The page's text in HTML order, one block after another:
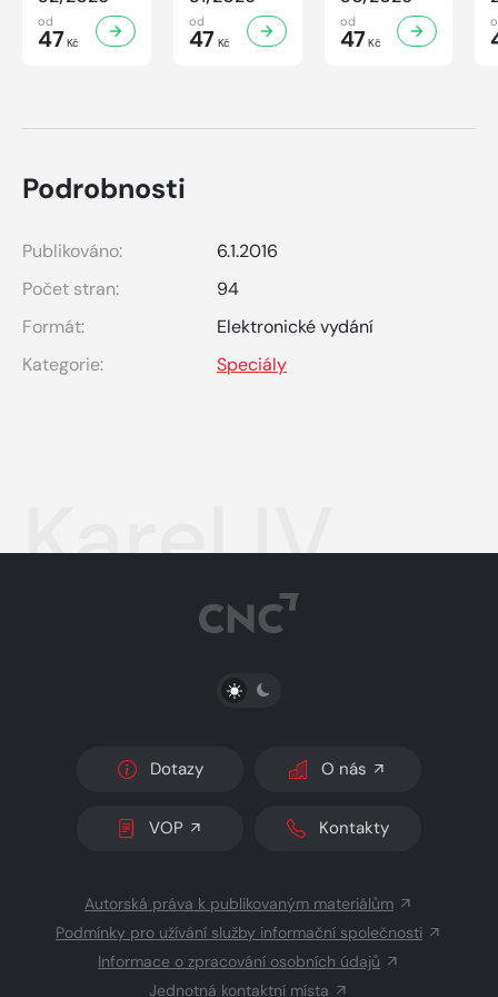
od
47 Kč
od
47 Kč
od
47Kč
Podrobnosti
Publikováno:
6.1.2016
Počet stran:
94
Formát:
Elektronické vydání
Kategorie:
Speciály
Karel IV.
PŘEPNOUT SVĚTLÝ/TMAVÝ REŽIM
Dotazy O nás
VOP Kontakty
Autorská práva k publikovaným materiálům
Podmínky pro užívání služby informační společnosti
Informace o zpracování osobních údajů
Jednotná kontaktní místa